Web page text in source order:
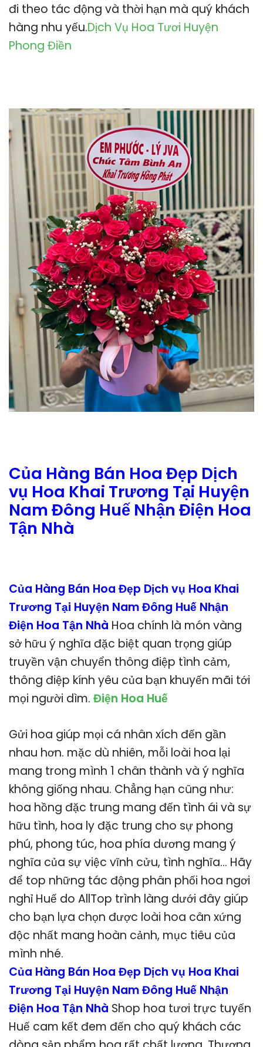
đi theo tác động và thời hạn mà quý khách
hàng nhu yếu.Dịch Vụ Hoa Tươi Huyện
Phong Điền
Của Hàng Bán Hoa Đẹp Dịch
vụ Hoa Khai Trương Tại Huyện
Nam Đông Huế Nhận Điện Hoa
Tận Nhà
Của Hàng Bán Hoa Đẹp Dịch vụ Hoa Khai
Trương Tại Huyện Nam Đông Huế Nhận
Điện Hoa Tận Nhà Hoa chính là món vàng
sở hữu ý nghĩa đặc biệt quan trọng giúp
truyền vận chuyển thông điệp tình cảm,
thông điệp kính yêu của bạn khuyến mãi tới
mọi người dìm. Điện Hoa Huế
Gửi hoa giúp mọi cá nhân xích đến gần
nhau hơn. mặc dù nhiên, mỗi loài hoa lại
mang trong mình 1 chân thành và ý nghĩa
không giống nhau. Chẳng hạn cũng như:
hoa hồng đặc trung mang đến tình ái và sự
hữu tình, hoa ly đặc trung cho sự phong
phú, phong túc, hoa phía dương mang ý
nghĩa của sự việc vĩnh cửu, tình nghĩa… Hãy
để top những tác động phân phối hoa ngơi
nghỉ Huế do AllTop trình làng dưới đây giúp
cho bạn lựa chọn được loài hoa cân xứng
độc nhất mang hoàn cảnh, mục tiêu của
mình nhé.
Của Hàng Bán Hoa Đẹp Dịch vụ Hoa Khai
Trương Tại Huyện Nam Đông Huế Nhận
Điện Hoa Tận Nhà Shop hoa tươi trực tuyến
Huế cam kết đem đến cho quý khách các